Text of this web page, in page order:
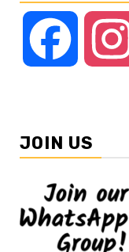
Facebook
JOIN US